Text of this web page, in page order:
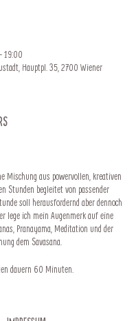
19:00
Hauptpl. 35, 2700 Wiener
Mischung aus powervollen, kreativen
Stunden begleitet von passender
soll herausfordernd aber dennoch
lege ich mein Augenmerk auf eine
Pranayama, Meditation und der
dem Savasana.
dauern 60 Minuten.